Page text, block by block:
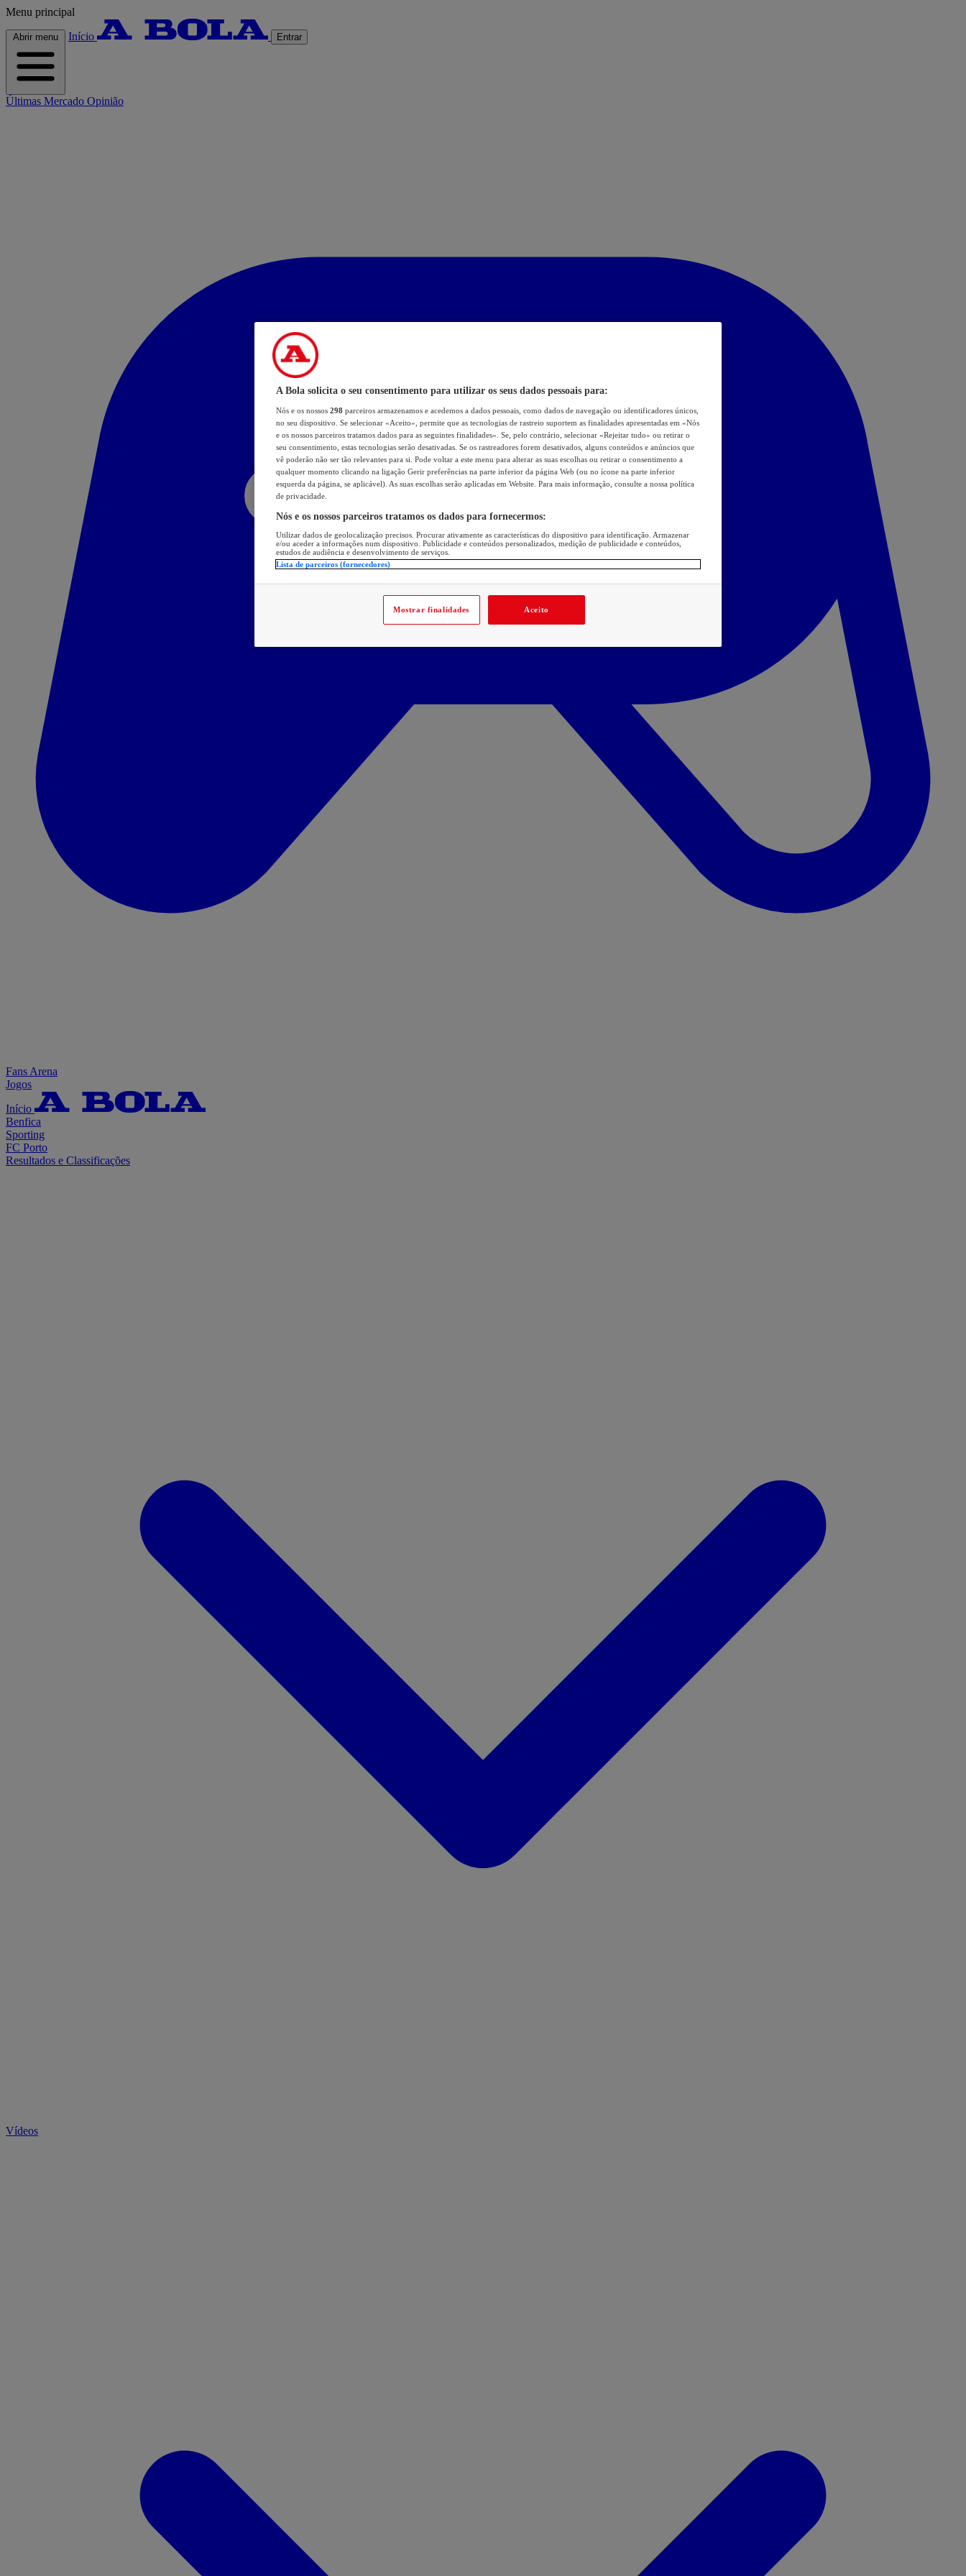
Menu principal
Abrir menu Início Entrar
Últimas Mercado Opinião
Fans Arena
Jogos
Início
Benfica
Sporting
FC Porto
Resultados e Classificações
Vídeos
A Bola solicita o seu consentimento para utilizar os seus dados pessoais para:
Nós e os nossos 298 parceiros armazenamos e acedemos a dados pessoais, como dados de navegação ou identificadores únicos,
no seu dispositivo. Se selecionar «Aceito», permite que as tecnologias de rastreio suportem as finalidades apresentadas em «Nós
e os nossos parceiros tratamos dados para as seguintes finalidades». Se, pelo contrário, selecionar «Rejeitar tudo» ou retirar o
seu consentimento, estas tecnologias serão desativadas. Se os rastreadores forem desativados, alguns conteúdos e anúncios que
vê poderão não ser tão relevantes para si. Pode voltar a este menu para alterar as suas escolhas ou retirar o consentimento a
qualquer momento clicando na ligação Gerir preferências na parte inferior da página Web (ou no ícone na parte inferior
esquerda da página, se aplicável). As suas escolhas serão aplicadas em Website. Para mais informação, consulte a nossa política
de privacidade.
Nós e os nossos parceiros tratamos os dados para fornecermos:
Utilizar dados de geolocalização precisos. Procurar ativamente as características do dispositivo para identificação. Armazenar
e/ou aceder a informações num dispositivo. Publicidade e conteúdos personalizados, medição de publicidade e conteúdos,
estudos de audiência e desenvolvimento de serviços.
Lista de parceiros (fornecedores)
Mostrar finalidades Aceito